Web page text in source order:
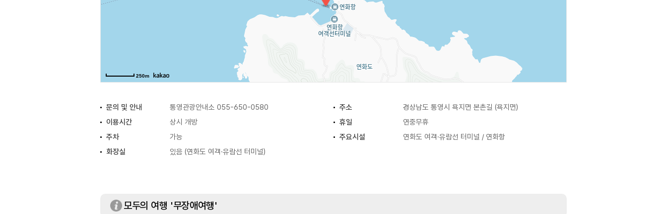
250m
문의 및 안내 통영관광안내소 055-650-0580 주소
경상남도 통영시 욕지면 본촌길 (욕지면)
이용시간
상시 개방 휴일
연중무휴
주차
가능 주요시설
연화도 여객·유람선 터미널 / 연화항
화장실
있음 (연화도 여객·유람선 터미널)
모두의 여행 '무장애여행'